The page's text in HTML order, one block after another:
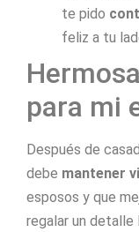
te pido
feliz a tu
para mi
Después de
debe mantener
esposos y que
regalar un detalle